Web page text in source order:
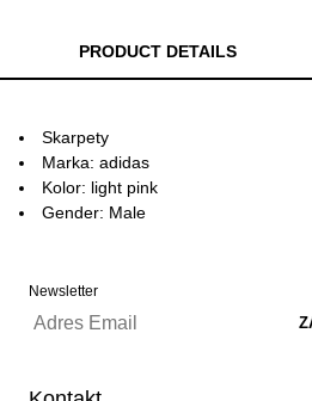
PRODUCT DETAILS
Skarpety
Marka: adidas
Kolor: light pink
Gender: Male
Newsletter